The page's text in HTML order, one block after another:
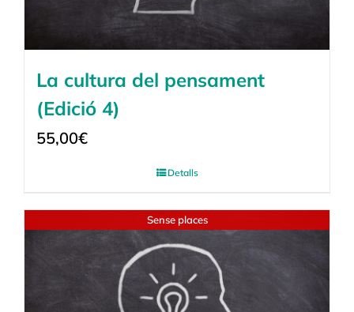
La cultura del pensament
(Edició 4)
55,00€
Detalls
Sense places